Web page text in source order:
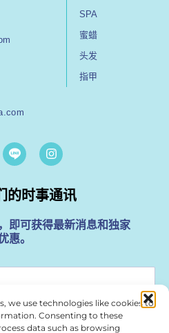
we use technologies like cookies to
Consenting to these
data such as browsing
SPA
蜜蜡
头发
指甲
I
n
s
a
g
r
a
的时事通讯
即可获得最新消息和独家
惠。
提交